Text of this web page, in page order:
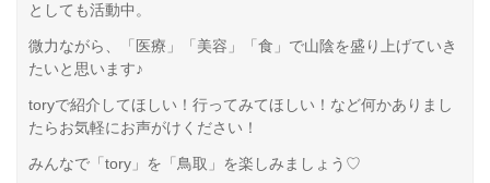
としても活動中。
微力ながら、「医療」「美容」「食」で山陰を盛り上げていき
たいと思います♪
toryで紹介してほしい！行ってみてほしい！など何かありまし
たらお気軽にお声がけください！
みんなで「tory」を「鳥取」を楽しみましょう♡